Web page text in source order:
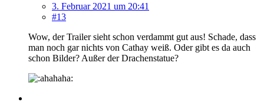
3. Februar 2021 um 20:41
#13
Wow, der Trailer sieht schon verdammt gut aus! Schade, dass
man noch gar nichts von Cathay weiß. Oder gibt es da auch
schon Bilder? Außer der Drachenstatue?